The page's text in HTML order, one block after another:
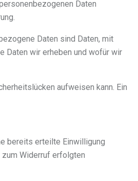
Daten
Daten sind Daten, mit
Daten wir erheben und wofür wir
aufweisen kann. Ein
bereits erteilte Einwilligung
Widerruf erfolgten